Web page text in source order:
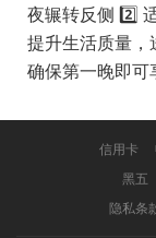
夜辗转反侧 2️⃣
提升生活质量，
确保第一晚即可
信用卡
黑五
隐私条